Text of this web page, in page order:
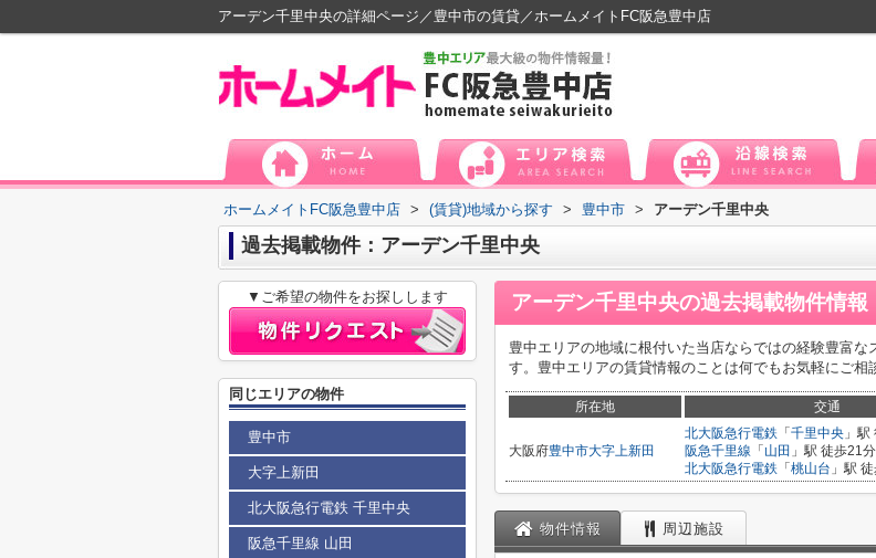
アーデン千里中央の詳細ページ／豊中市の賃貸／ホームメイトFC阪急豊中店
ホームメイトFC阪急豊中店 > (賃貸)地域から探す > 豊中市 > アーデン千里中央
過去掲載物件：アーデン千里中央
アーデン千里中央の過去掲載物件情報
豊中エリアの地域に根付いた当店ならではの経験豊富
す。豊中エリアの賃貸情報のことは何でもお気軽にご相
所在地 交通
大阪府豊中市大字上新田
北大阪急行電鉄 「 千里中央 」
阪急千里線 「 山田 」駅 徒歩21分
北大阪急行電鉄 「 桃山台 」駅
物件情報 周辺施設
▼ご希望の物件をお探しします
同じエリアの物件
豊中市
大字上新田
北大阪急行電鉄 千里中央
阪急千里線 山田